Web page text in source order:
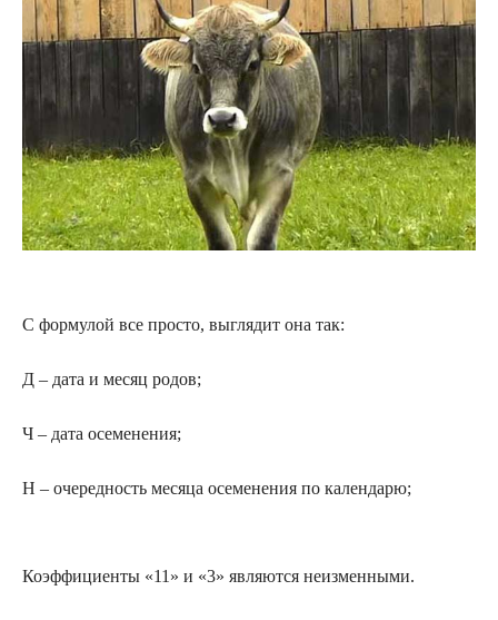
С формулой все просто, выглядит она так:
Д – дата и месяц родов;
Ч – дата осеменения;
Н – очередность месяца осеменения по календарю;
Коэффициенты «11» и «3» являются неизменными.